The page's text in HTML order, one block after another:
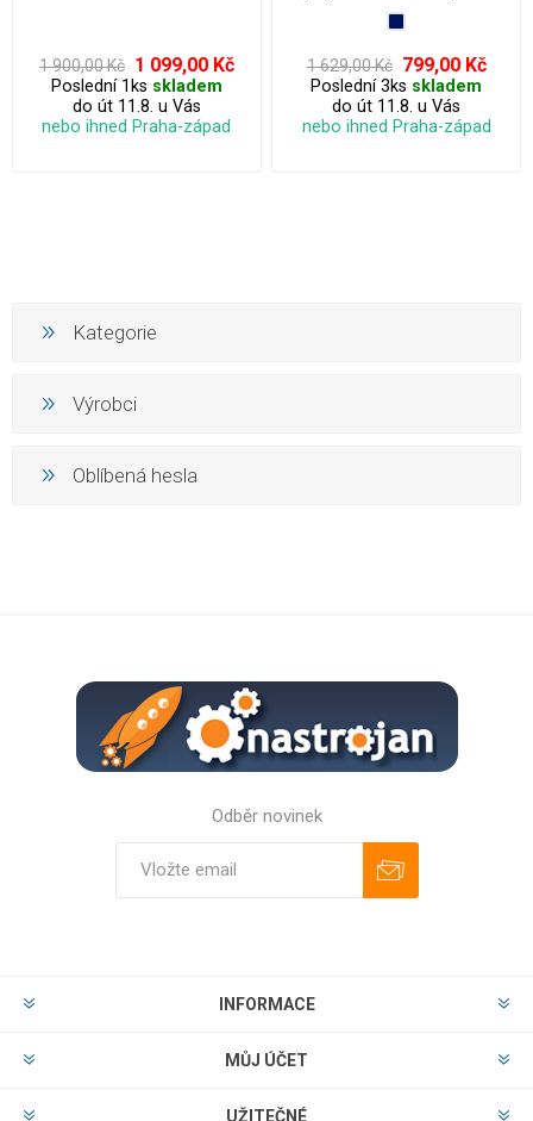
1 900,00 Kč 1 099,00 Kč
Poslední 1ks skladem
do út 11.8. u Vás
nebo ihned Praha-západ
ho bez obav vezmete na palubu.
lehké konstrukci se s ním cestuje
pohodlně a hladce, ať už míříte na
víkendový výlet nebo služební
cestu.
1 629,00 Kč 799,00 Kč
Poslední 3ks skladem
do út 11.8. u Vás
nebo ihned Praha-západ
Kategorie
Výrobci
Oblíbená hesla
Odběr novinek
INFORMACE
MŮJ ÚČET
UŽITEČNÉ